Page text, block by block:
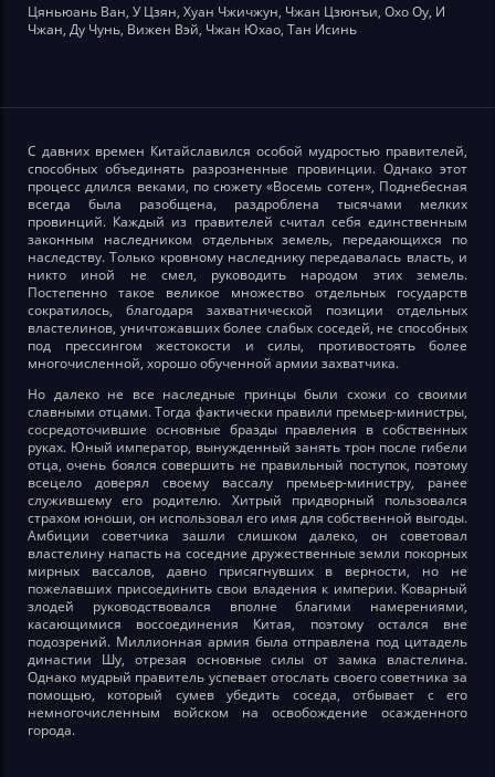
Цяньюань Ван, У Цзян, Хуан Чжичжун, Чжан Цзюнъи, Охо Оу, И
Чжан, Ду Чунь, Вижен Вэй, Чжан Юхао, Тан Исинь
С давних времен Китайславился особой мудростью правителей,
способных объединять разрозненные провинции. Однако этот
процесс длился веками, по сюжету «Восемь сотен», Поднебесная
всегда была разобщена, раздроблена тысячами мелких
провинций. Каждый из правителей считал себя единственным
законным наследником отдельных земель, передающихся по
наследству. Только кровному наследнику передавалась власть, и
никто иной не смел, руководить народом этих земель.
Постепенно такое великое множество отдельных государств
сократилось, благодаря захватнической позиции отдельных
властелинов, уничтожавших более слабых соседей, не способных
под прессингом жестокости и силы, противостоять более
многочисленной, хорошо обученной армии захватчика.
Но далеко не все наследные принцы были схожи со своими
славными отцами. Тогда фактически правили премьер-министры,
сосредоточившие основные бразды правления в собственных
руках. Юный император, вынужденный занять трон после гибели
отца, очень боялся совершить не правильный поступок, поэтому
всецело доверял своему вассалу премьер-министру, ранее
служившему его родителю. Хитрый придворный пользовался
страхом юноши, он использовал его имя для собственной выгоды.
Амбиции советчика зашли слишком далеко, он советовал
властелину напасть на соседние дружественные земли покорных
мирных вассалов, давно присягнувших в верности, но не
пожелавших присоединить свои владения к империи. Коварный
злодей руководствовался вполне благими намерениями,
касающимися воссоединения Китая, поэтому остался вне
подозрений. Миллионная армия была отправлена под цитадель
династии Шу, отрезая основные силы от замка властелина.
Однако мудрый правитель успевает отослать своего советника за
помощью, который сумев убедить соседа, отбывает с его
немногочисленным войском на освобождение осажденного
города.